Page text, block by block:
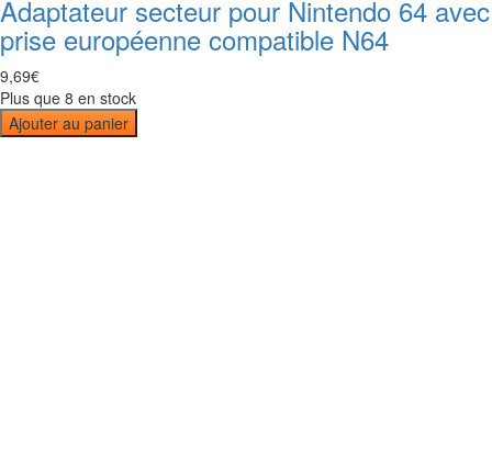
Adaptateur secteur pour Nintendo 64 avec
prise européenne compatible N64
9,69€
Plus que 8 en stock
Ajouter au panier